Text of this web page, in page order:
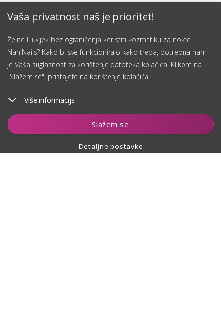
Vaša privatnost naš je prioritet!
Želite li uvijek bez ograničenja koristiti kozmetiku za nokte
NaniNails? Kako bi sve funkcioniralo kako treba, potrebna nam
je Vaša suglasnost za korištenje datoteka kolačića. Klikom na
"Slažem se", pristajete na korištenje kolačića.
Više informacija
Slažem se
Detaljne postavke
Dodaj u košaricu